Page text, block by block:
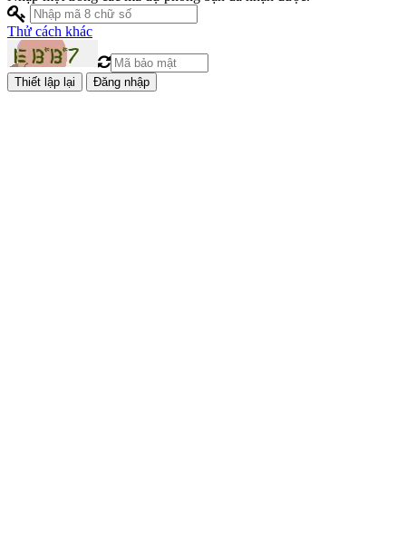
Thử cách khác
Đăng nhập